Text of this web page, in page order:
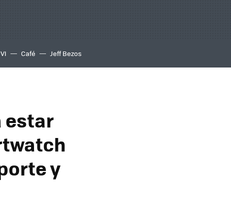
Café Jeff Bezos
estar
y